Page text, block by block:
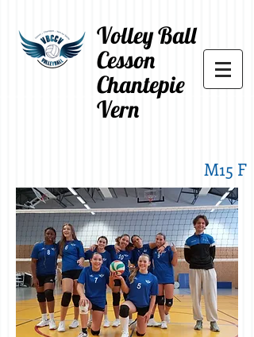
Volley Ball
Cesson
Chantepie
Vern
M15 F